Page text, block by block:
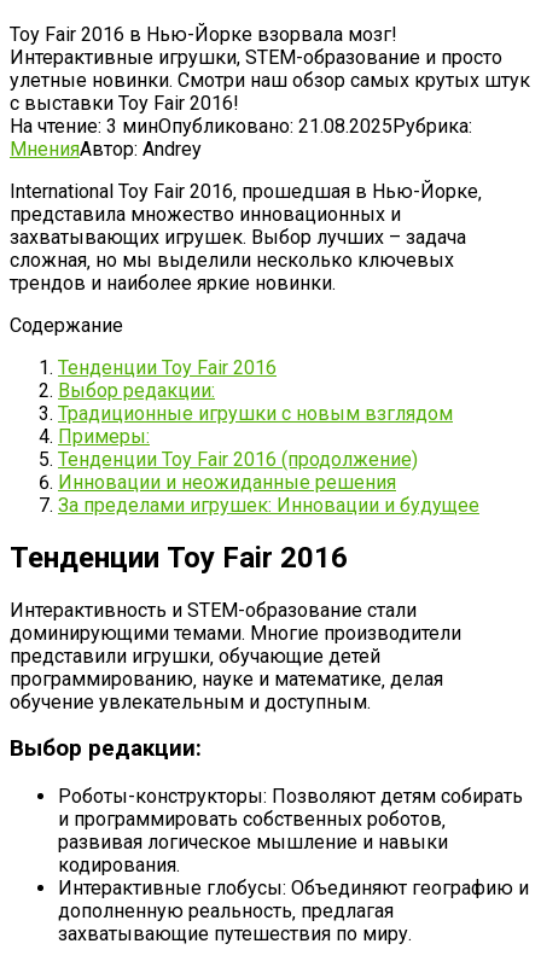
Toy Fair 2016 в Нью-Йорке взорвала мозг!
Интерактивные игрушки, STEM-образование и просто
улетные новинки. Смотри наш обзор самых крутых штук
с выставки Toy Fair 2016!
На чтение: 3 минОпубликовано: 21.08.2025Рубрика:
МненияАвтор: Andrey
International Toy Fair 2016‚ прошедшая в Нью-Йорке‚
представила множество инновационных и
захватывающих игрушек. Выбор лучших – задача
сложная‚ но мы выделили несколько ключевых
трендов и наиболее яркие новинки.
Содержание
Тенденции Toy Fair 2016
Выбор редакции:
Традиционные игрушки с новым взглядом
Примеры:
Тенденции Toy Fair 2016 (продолжение)
Инновации и неожиданные решения
За пределами игрушек: Инновации и будущее
Тенденции Toy Fair 2016
Интерактивность и STEM-образование стали
доминирующими темами. Многие производители
представили игрушки‚ обучающие детей
программированию‚ науке и математике‚ делая
обучение увлекательным и доступным.
Выбор редакции:
Роботы-конструкторы: Позволяют детям собирать
и программировать собственных роботов‚
развивая логическое мышление и навыки
кодирования.
Интерактивные глобусы: Объединяют географию и
дополненную реальность‚ предлагая
захватывающие путешествия по миру.